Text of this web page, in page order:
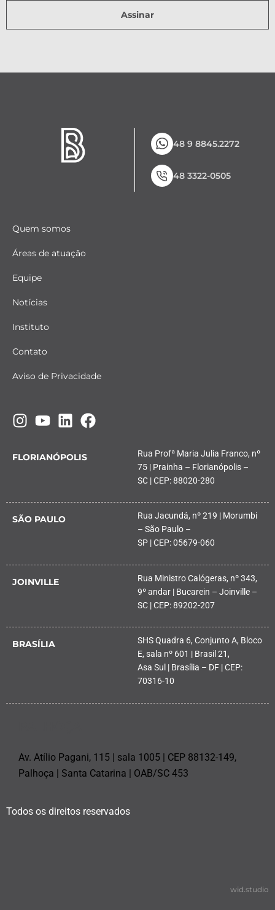
Assinar
48 9 8845.2272
48 3322-0505
Quem somos
Áreas de atuação
Equipe
Notícias
Instituto
Contato
Aviso de Privacidade
FLORIANÓPOLIS
Rua Profª Maria Julia Franco, nº
75 | Prainha – Florianópolis –
SC | CEP: 88020-280
SÃO PAULO
Rua Jacundá, nº 219 | Morumbi
– São Paulo –
SP | CEP: 05679-060
JOINVILLE
Rua Ministro Calógeras, nº 343,
9º andar | Bucarein – Joinville –
SC | CEP: 89202-207
BRASÍLIA
SHS Quadra 6, Conjunto A, Bloco
E, sala nº 601 | Brasil 21,
Asa Sul | Brasília – DF | CEP:
70316-10
Av. Atílio Pagani, 115 | sala 1005 | CEP 88132-149,
Palhoça | Santa Catarina | OAB/SC 453
Todos os direitos reservados
wid.studio